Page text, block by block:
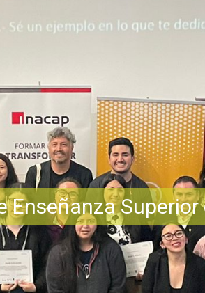
Enseñanza